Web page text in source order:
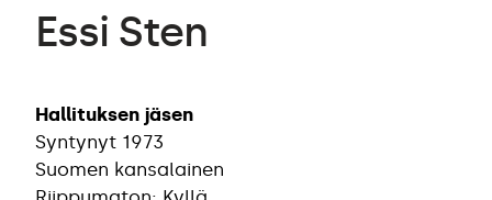
Essi Sten
Hallituksen jäsen
Syntynyt 1973
Suomen kansalainen